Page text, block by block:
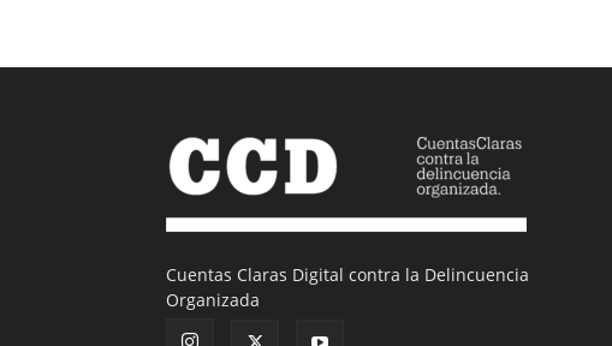
Cuentas Claras Digital contra la Delincuencia
Organizada